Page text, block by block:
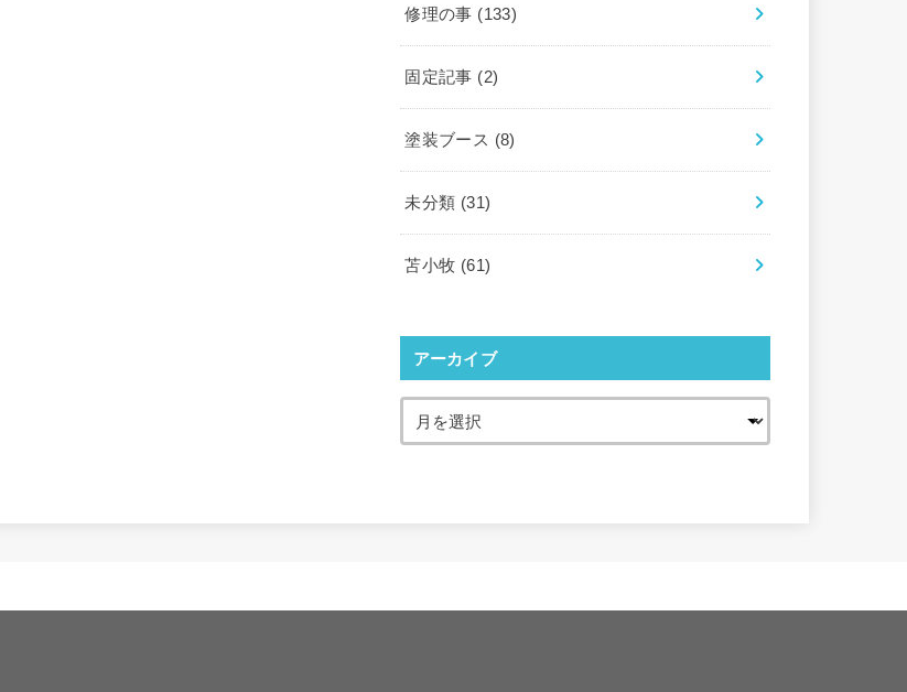
修理の事 (133)
固定記事 (2)
塗装ブース (8)
未分類 (31)
苫小牧 (61)
アーカイブ